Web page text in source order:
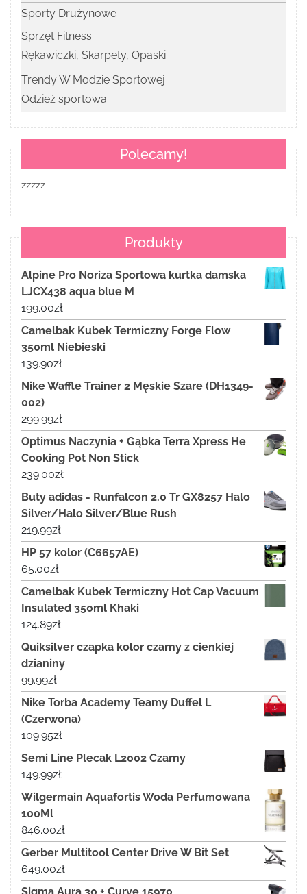
Sporty Drużynowe
Sprzęt Fitness
Rękawiczki, Skarpety, Opaski.
Trendy W Modzie Sportowej
Odzież sportowa
Polecamy!
zzzzz
Produkty
Alpine Pro Noriza Sportowa kurtka damska
LJCX438 aqua blue M
199.00zł
Camelbak Kubek Termiczny Forge Flow
350ml Niebieski
139.90zł
Nike Waffle Trainer 2 Męskie Szare (DH1349-
002)
299.99zł
Optimus Naczynia + Gąbka Terra Xpress He
Cooking Pot Non Stick
239.00zł
Buty adidas - Runfalcon 2.0 Tr GX8257 Halo
Silver/Halo Silver/Blue Rush
219.99zł
HP 57 kolor (C6657AE)
65.00zł
Camelbak Kubek Termiczny Hot Cap Vacuum
Insulated 350ml Khaki
124.89zł
Quiksilver czapka kolor czarny z cienkiej
dzianiny
99.99zł
Nike Torba Academy Teamy Duffel L
(Czerwona)
109.95zł
Semi Line Plecak L2002 Czarny
149.99zł
Wilgermain Aquafortis Woda Perfumowana
100Ml
846.00zł
Gerber Multitool Center Drive W Bit Set
649.00zł